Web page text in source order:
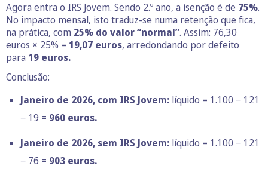
Agora entra o IRS Jovem. Sendo 2.º ano, a isenção é de 75%.
No impacto mensal, isto traduz-se numa retenção que fica,
na prática, com 25% do valor “normal”. Assim: 76,30
euros × 25% = 19,07 euros, arredondando por defeito
para 19 euros.
Conclusão:
Janeiro de 2026, com IRS Jovem: líquido = 1.100 − 121
− 19 = 960 euros.
Janeiro de 2026, sem IRS Jovem: líquido = 1.100 − 121
− 76 = 903 euros.